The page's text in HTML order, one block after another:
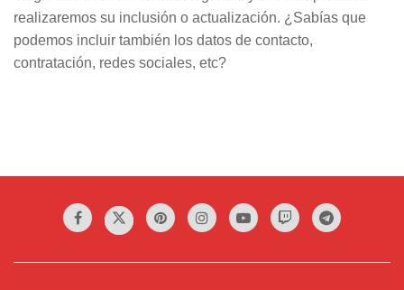
realizaremos su inclusión o actualización. ¿Sabías que
podemos incluir también los datos de contacto,
contratación, redes sociales, etc?